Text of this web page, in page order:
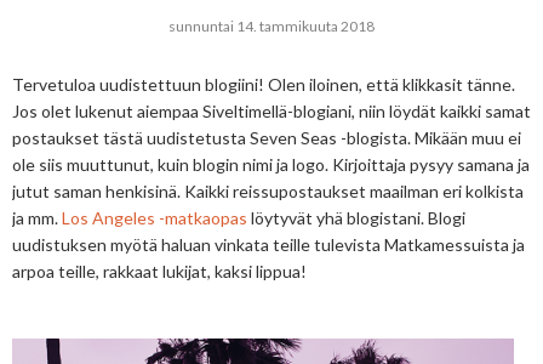
sunnuntai 14. tammikuuta 2018
Tervetuloa uudistettuun blogiini! Olen iloinen, että klikkasit tänne.
Jos olet lukenut aiempaa Siveltimellä-blogiani, niin löydät kaikki samat
postaukset tästä uudistetusta Seven Seas -blogista. Mikään muu ei
ole siis muuttunut, kuin blogin nimi ja logo. Kirjoittaja pysyy samana ja
jutut saman henkisinä. Kaikki reissupostaukset maailman eri kolkista
ja mm.Los Angeles -matkaopas löytyvät yhä blogistani. Blogi
uudistuksen myötä haluan vinkata teille tulevista Matkamessuista ja
arpoa teille, rakkaat lukijat, kaksi lippua!